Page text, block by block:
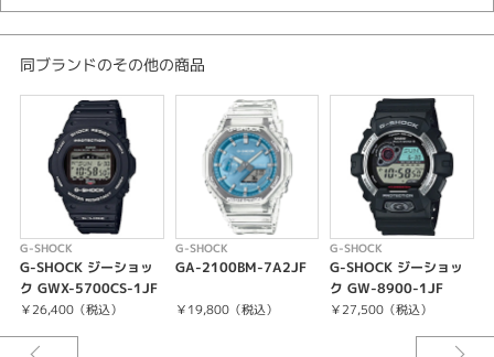
その他ベルト
ソーラー電波
20気圧防水
ジーショック
メンズ 腕時計
メンズ
腕時計
G-SHOCK
同ブランドのその他の商品
G-SHOCK
G-SHOCK ジーショッ
ク GWX-5700CS-1JF
￥26,400（税込）
G-SHOCK
GA-2100BM-7A2JF
￥19,800（税込）
G-SHOCK
G-SHOCK ジーショッ
ク GW-8900-1JF
￥27,500（税込）